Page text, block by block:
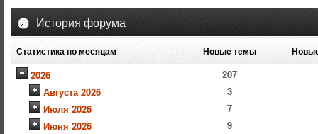
История форума
Статистика по месяцам Новые темы
2026
207
Августа 2026
3
Июля 2026
7
Июня 2026
9